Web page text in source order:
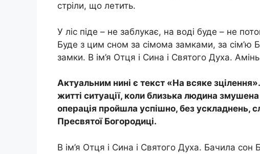
стрiли, що летить.
У ліс піде – не заблукає, на воді буде – не
Буде з цим сном за сімома замками, за
замки. В ім’я Отця і Сина і Святого Духа.
Актуальним нині є текст «На всяке
житті ситуації, коли близька людина
опеpація пройшла успішно, без ускладнень,
Пресвятої Богородиці.
В ім’я Отця і Сина і Святого Духа. Бачила